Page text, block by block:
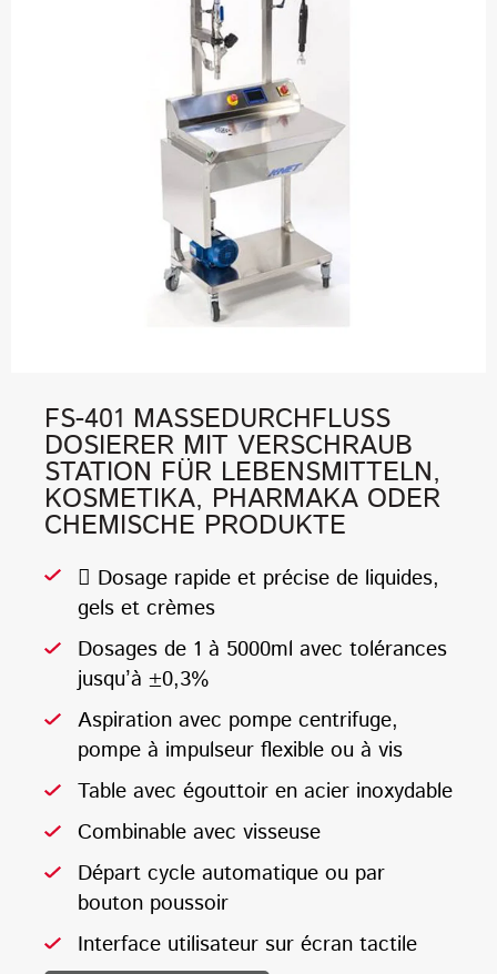
FS-401 MASSEDURCHFLUSS
DOSIERER MIT VERSCHRAUB
STATION FÜR LEBENSMITTELN,
KOSMETIKA, PHARMAKA ODER
CHEMISCHE PRODUKTE
 Dosage rapide et précise de liquides,
gels et crèmes
Dosages de 1 à 5000ml avec tolérances
jusqu’à ±0,3%
Aspiration avec pompe centrifuge,
pompe à impulseur flexible ou à vis
Table avec égouttoir en acier inoxydable
Combinable avec visseuse
Départ cycle automatique ou par
bouton poussoir
Interface utilisateur sur écran tactile